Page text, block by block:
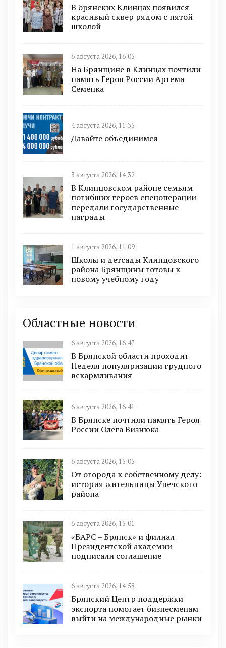
В брянских Клинцах появился
красивый сквер рядом с пятой
школой
6 августа 2026, 16:05
На Брянщине в Клинцах почтили
память Героя России Артема
Семенка
4 августа 2026, 11:35
Давайте объединимся
3 августа 2026, 14:32
В Клинцовском районе семьям
погибших героев спецоперации
передали государственные
награды
1 августа 2026, 11:09
Школы и детсады Клинцовского
района Брянщины готовы к
новому учебному году
Областные новости
6 августа 2026, 16:47
В Брянской области проходит
Неделя популяризации грудного
вскармливания
6 августа 2026, 16:41
В Брянске почтили память Героя
России Олега Визнюка
6 августа 2026, 15:05
От огорода к собственному делу:
история жительницы Унечского
района
6 августа 2026, 15:01
«БАРС – Брянск» и филиал
Президентской академии
подписали соглашение
6 августа 2026, 14:58
Брянский Центр поддержки
экспорта помогает бизнесменам
выйти на международные рынки